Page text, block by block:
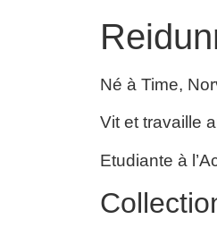
Né à Time,
Vit et travaille
Etudiante à